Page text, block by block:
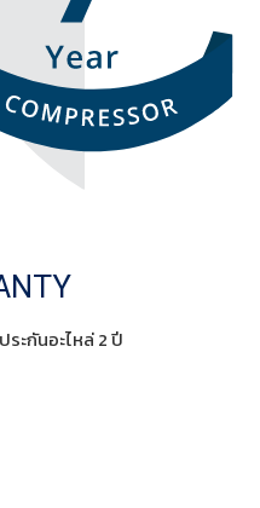
ะกันอะไหล่ 2 ปี